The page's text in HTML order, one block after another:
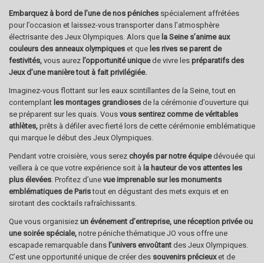
Embarquez à bord de l’une de nos péniches spécialement affrétées
pour l’occasion et laissez-vous transporter dans l’atmosphère
électrisante des Jeux Olympiques. Alors que la Seine s’anime aux
couleurs des anneaux olympiques et que les rives se parent de
festivités, vous aurez l’opportunité uniquede vivre les préparatifs des
Jeux d’une manière tout à fait privilégiée.
Imaginez-vous flottant sur les eaux scintillantes de la Seine, tout en
contemplant les montages grandioses de la cérémonie d’ouverture qui
se préparent sur les quais. Vous vous sentirez comme de véritables
athlètes, prêts à défiler avec fierté lors de cette cérémonie emblématique
qui marque le début des Jeux Olympiques.
Pendant votre croisière, vous serez choyés par notre équipedévouée qui
veillera à ce que votre expérience soit à la hauteur de vos attentes les
plus élevées . Profitez d’une vue imprenable sur les monuments
emblématiques de Paristout en dégustant des mets exquis et en
sirotant des cocktails rafraîchissants.
Que vous organisiez un événement d’entreprise, une réception privée ou
une soirée spéciale, notre péniche thématique JO vous offre une
escapade remarquable dans l’univers envoûtant des Jeux Olympiques.
C’est une opportunité unique de créer des souvenirs précieuxet de